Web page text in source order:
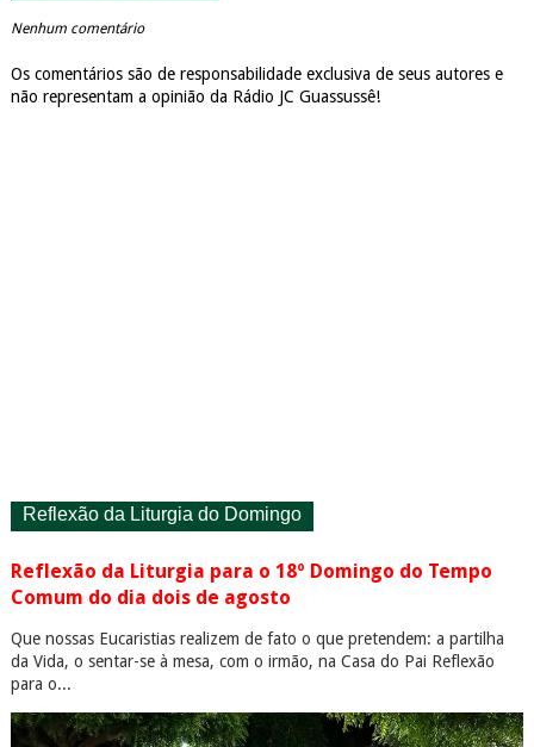
Nenhum comentário
Os comentários são de responsabilidade exclusiva de seus autores e
não representam a opinião da Rádio JC Guassussê!
Reflexão da Liturgia do Domingo
Reflexão da Liturgia para o 18º Domingo do Tempo
Comum do dia dois de agosto
Que nossas Eucaristias realizem de fato o que pretendem: a partilha
da Vida, o sentar-se à mesa, com o irmão, na Casa do Pai Reflexão
para o...